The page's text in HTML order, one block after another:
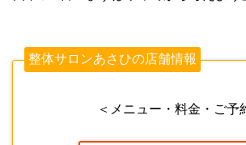
整体サロンあさひの店舗情報
＜メニュー・料金・ご予